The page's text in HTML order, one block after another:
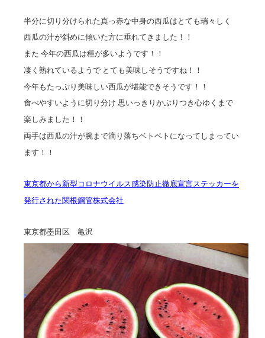
半分に切り分けられた真っ赤な中身の西瓜はとても瑞々しく
西瓜の汁が斜めに傾いた方に垂れてきました！！
また 今年の西瓜は種が多いようです！！
凄く熟れているようで とても美味しそうですね！！
今年もたっぷり美味しい西瓜が堪能できそうです！！
食べやすいように切り分け 思いっきりかぶりつき心ゆくまで
楽しみました！！
両手は西瓜の汁が腕まで滴り落ちベトベトになってしまってい
ます！！
東京都から新型コロナウイルス感染防止徹底宣言ステッカーを
発行された関根鋼管株式会社
東京都墨田区 亀沢